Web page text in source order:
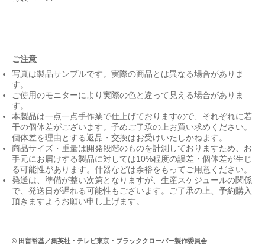
ご注意
写真は製品サンプルです。実際の商品とは異なる場合がありま
す。
ご使用のモニターにより実際の色と違って見える場合がありま
す。
本製品は一点一点手作業で仕上げておりますので、それぞれに若
干の個体差がございます。予めご了承の上お買い求めください。
個体差を理由とする返品・交換はお受けいたしかねます。
商品サイズ・重量は開発段階のものを計測しておりますため、お
手元にお届けする製品に対しては10%程度の誤差・個体差が生じ
る可能性があります。什器などは余裕をもってご用意ください。
発送は、準備が整い次第となりますが、生産スケジュールの関係
で、発送日が遅れる可能性もございます。ご了承の上、予約購入
頂きますようお願い申し上げます。
© 田畠裕基／集英社・テレビ東京・ブラッククローバー製作委員会